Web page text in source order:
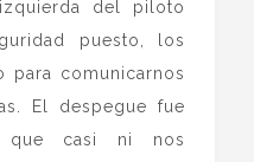
del piloto
puesto, los
comunicarnos
El despegue fue
que casi ni nos